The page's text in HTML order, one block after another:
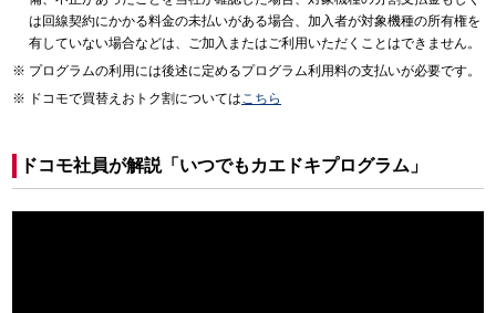
は回線契約にかかる料金の未払いがある場合、加入者が対象機種の所有権を
有していない場合などは、ご加入またはご利用いただくことはできません。
プログラムの利用には後述に定めるプログラム利用料の支払いが必要です。
ドコモで買替えおトク割についてはこちら
ドコモ社員が解説「いつでもカエドキプログラム」